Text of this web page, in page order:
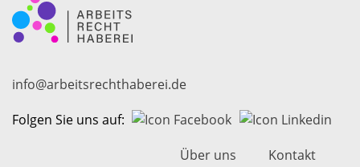
info@arbeitsrechthaberei.de
Folgen Sie uns auf:
Über uns
Kontakt